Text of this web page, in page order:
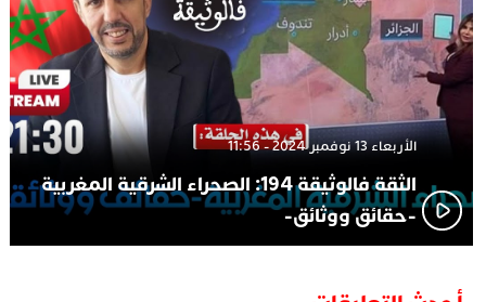
الأربعاء 13 نوفمبر 2024 - 11:56
الثقة فالوثيقة 194: الصحراء الشرقية المغربية
-حقائق ووثائق-